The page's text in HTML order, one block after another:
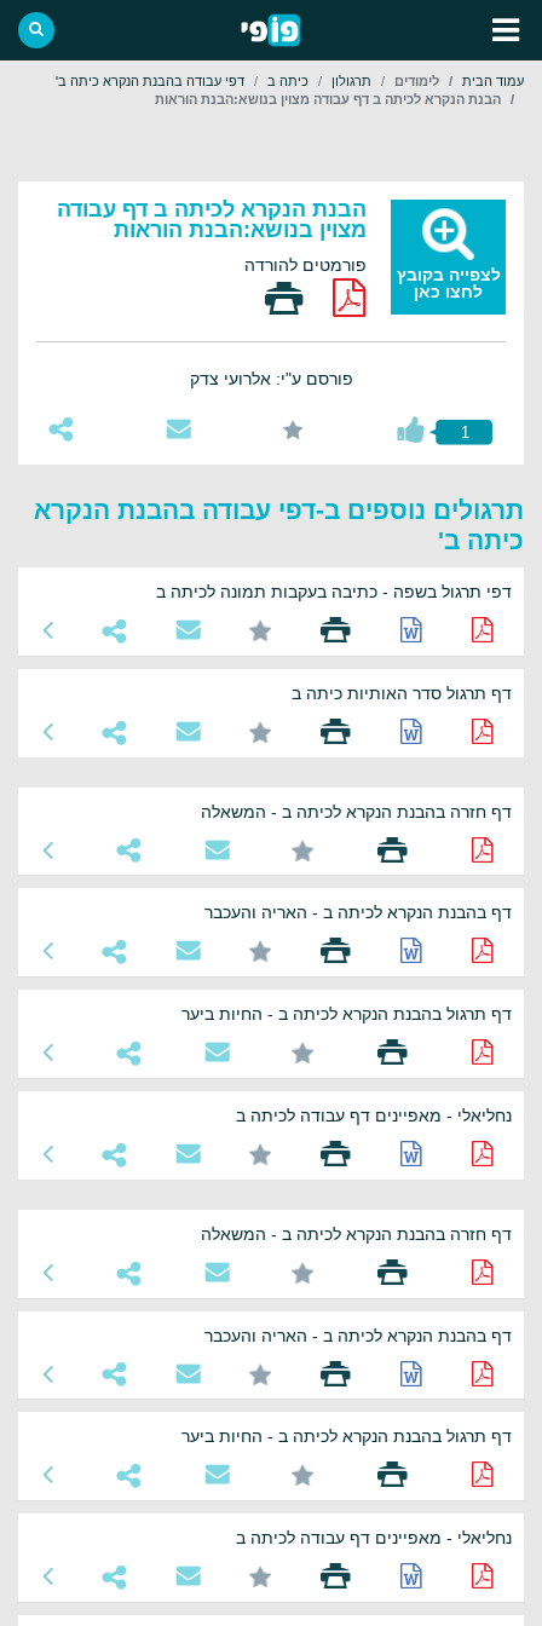
עמוד הבית לימודים תרגולון כיתה ב
דפי עבודה בהבנת הנקרא כיתה ב'
הבנת הנקרא לכיתה ב דף עבודה מצוין בנושא:הבנת הוראות
לצפייה בקובץ
לחצו כאן
הבנת הנקרא לכיתה ב דף עבודה
מצוין בנושא:הבנת הוראות
פורמטים להורדה
פורסם ע"י: אלרועי צדק
1
תרגולים נוספים ב-דפי עבודה בהבנת הנקרא
כיתה ב'
דפי תרגול בשפה - כתיבה בעקבות תמונה לכיתה ב
דף תרגול סדר האותיות כיתה ב
דף חזרה בהבנת הנקרא לכיתה ב - המשאלה
דף בהבנת הנקרא לכיתה ב - האריה והעכבר
דף תרגול בהבנת הנקרא לכיתה ב - החיות ביער
נחליאלי - מאפיינים דף עבודה לכיתה ב
דף חזרה בהבנת הנקרא לכיתה ב - המשאלה
דף בהבנת הנקרא לכיתה ב - האריה והעכבר
דף תרגול בהבנת הנקרא לכיתה ב - החיות ביער
נחליאלי - מאפיינים דף עבודה לכיתה ב